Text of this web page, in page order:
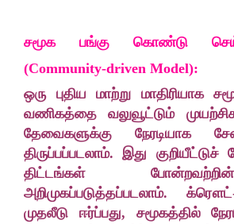
சமூக பங்கு கொண்டு
(Community-driven Model):
ஒரு புதிய மாற்று மாதிரியாக
வணிகத்தை வலுவூட்டும்
தேவைகளுக்கு நேரடியாக
திருப்பப்படலாம். இது
திட்டங்கள்
அறிமுகப்படுத்தப்படலாம்.
முதலீடு ஈர்ப்பது, சமூகத்தில்